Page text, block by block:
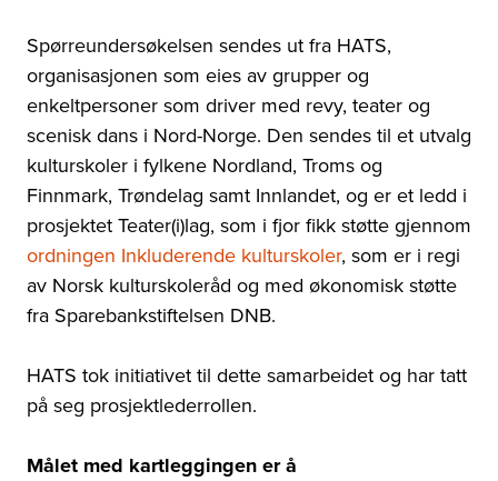
Spørreundersøkelsen sendes ut fra HATS,
organisasjonen som eies av grupper og
enkeltpersoner som driver med revy, teater og
scenisk dans i Nord-Norge. Den sendes til et utvalg
kulturskoler i fylkene Nordland, Troms og
Finnmark, Trøndelag samt Innlandet, og er et ledd i
prosjektet Teater(i)lag, som i fjor fikk støtte gjennom
ordningen Inkluderende kulturskoler, som er i regi
av Norsk kulturskoleråd og med økonomisk støtte
fra Sparebankstiftelsen DNB.
HATS tok initiativet til dette samarbeidet og har tatt
på seg prosjektlederrollen.
Målet med kartleggingen er å